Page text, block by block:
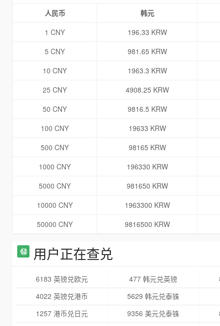
人民币
韩元
1 CNY
196.33 KRW
5 CNY
981.65 KRW
10 CNY
1963.3 KRW
25 CNY
4908.25 KRW
50 CNY
9816.5 KRW
100 CNY
19633 KRW
500 CNY
98165 KRW
1000 CNY
196330 KRW
5000 CNY
981650 KRW
10000 CNY
1963300 KRW
50000 CNY
9816500 KRW
用户正在查兑
6183 英镑兑欧元 477 韩元兑英镑
4022 英镑兑港币
5629 韩元兑泰铢
1257 港币兑日元
9356 美元兑泰铢